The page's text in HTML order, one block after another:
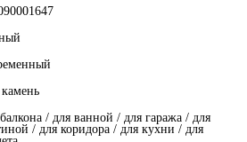
/ для ванной / для гаража / для
/ для коридора / для кухни / для